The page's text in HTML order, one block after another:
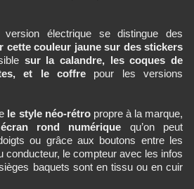
électrique se distingue des
cette couleur jaune sur des stickers
sur la calandre, les coques de
et le coffrepour les versions
le style néo-rétro propre à la marque,
rond numérique qu’on peut
ou grâce aux boutons entre les
conducteur, le compteur avec les infos
baquets sont en tissu ou en cuir